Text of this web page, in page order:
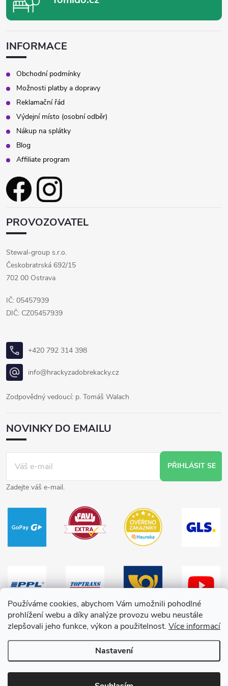
Používáme cookies, abychom Vám umožnili pohodlné
prohlížení webu a díky analýze provozu webu neustále
zlepšovali jeho funkce, výkon a použitelnost. Více informací
Nastavení
INFORMACE
Obchodní podmínky
Možnosti platby a dopravy
Reklamační řád
Výdejní místo (osobní odběr)
Nákup na splátky
Blog
Affiliate program
PROVOZOVATEL
Stewal-group s.r.o.
Českobratrská 692/15
702 00 Ostrava
IČ: 05457939
DIČ: CZ05457939
+420 792 314 398
info@hrackyzadobrekacky.cz
Zodpovědný vedoucí: p. Tomáš Walach
NOVINKY DO EMAILU
PŘIHLÁSIT SE
Zadejte váš e-mail.